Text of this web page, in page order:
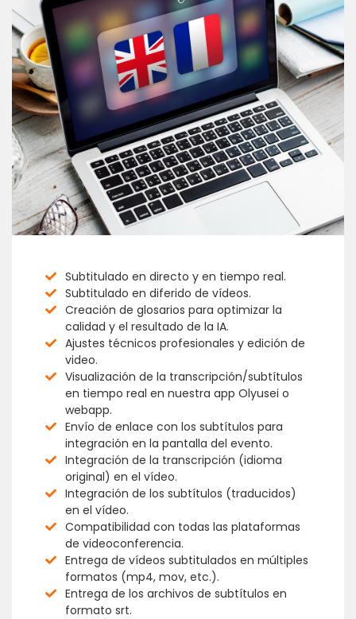
Subtitulado en directo y en tiempo real.
Subtitulado en diferido de vídeos.
Creación de glosarios para optimizar la
calidad y el resultado de la IA.
Ajustes técnicos profesionales y edición de
video.
Visualización de la transcripción/subtítulos
en tiempo real en nuestra app Olyusei o
webapp.
Envío de enlace con los subtítulos para
integración en la pantalla del evento.
Integración de la transcripción (idioma
original) en el vídeo.
Integración de los subtítulos (traducidos)
en el vídeo.
Compatibilidad con todas las plataformas
de videoconferencia.
Entrega de vídeos subtitulados en múltiples
formatos (mp4, mov, etc.).
Entrega de los archivos de subtítulos en
formato srt.